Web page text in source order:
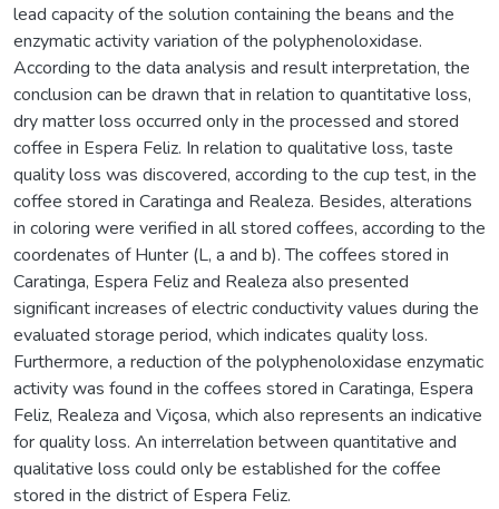
lead capacity of the solution containing the beans and the
enzymatic activity variation of the polyphenoloxidase.
According to the data analysis and result interpretation, the
conclusion can be drawn that in relation to quantitative loss,
dry matter loss occurred only in the processed and stored
coffee in Espera Feliz. In relation to qualitative loss, taste
quality loss was discovered, according to the cup test, in the
coffee stored in Caratinga and Realeza. Besides, alterations
in coloring were verified in all stored coffees, according to the
coordenates of Hunter (L, a and b). The coffees stored in
Caratinga, Espera Feliz and Realeza also presented
significant increases of electric conductivity values during the
evaluated storage period, which indicates quality loss.
Furthermore, a reduction of the polyphenoloxidase enzymatic
activity was found in the coffees stored in Caratinga, Espera
Feliz, Realeza and Viçosa, which also represents an indicative
for quality loss. An interrelation between quantitative and
qualitative loss could only be established for the coffee
stored in the district of Espera Feliz.